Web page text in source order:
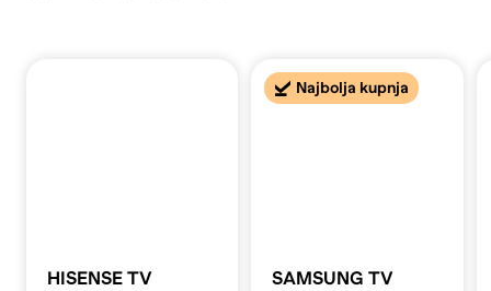
HISENSE TV
Najbolja kupnja
SAMSUNG TV